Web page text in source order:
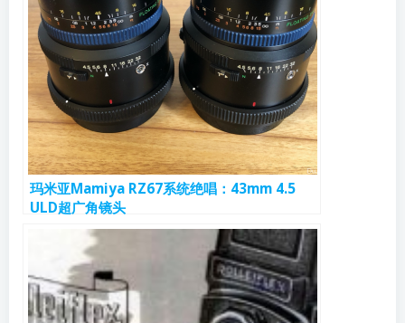
玛米亚Mamiya RZ67系统绝唱：43mm 4.5
ULD超广角镜头